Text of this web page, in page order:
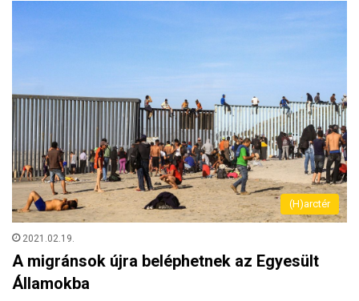
(H)arctér
2021.02.19.
A migránsok újra beléphetnek az Egyesült
Államokba